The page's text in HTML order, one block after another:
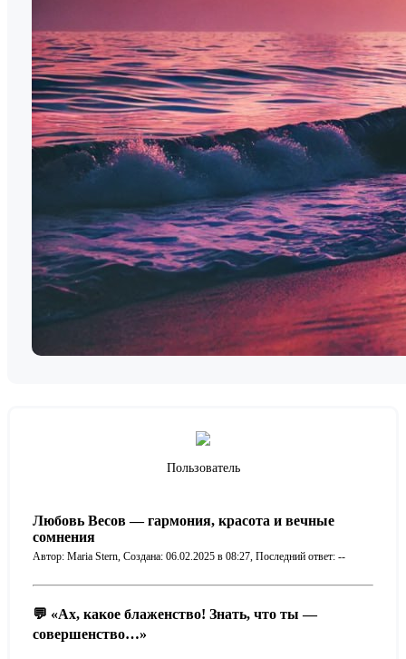
Пользователь
Любовь Весов — гармония, красота и вечные
сомнения
Автор: Maria Stern, Создана: 06.02.2025 в 08:27, Последний ответ: --
💬 «Ах, какое блаженство! Знать, что ты —
совершенство…»